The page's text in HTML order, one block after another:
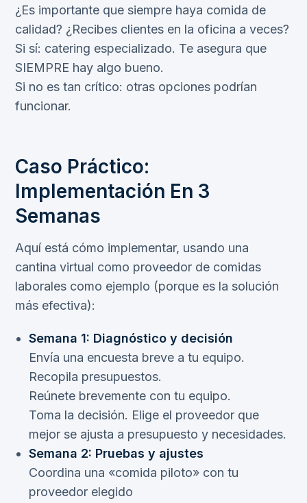
¿Es importante que siempre haya comida de
calidad? ¿Recibes clientes en la oficina a veces?
Si sí: catering especializado. Te asegura que
SIEMPRE hay algo bueno.
Si no es tan crítico: otras opciones podrían
funcionar.
Caso Práctico:
Implementación En 3
Semanas
Aquí está cómo implementar, usando una
cantina virtual como proveedor de comidas
laborales como ejemplo (porque es la solución
más efectiva):
Semana 1: Diagnóstico y decisión
Envía una encuesta breve a tu equipo.
Recopila presupuestos.
Reúnete brevemente con tu equipo.
Toma la decisión. Elige el proveedor que
mejor se ajusta a presupuesto y necesidades.
Semana 2: Pruebas y ajustes
Coordina una «comida piloto» con tu
proveedor elegido